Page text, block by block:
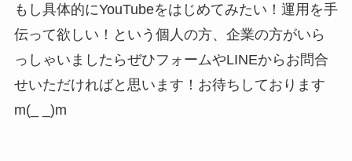
もし具体的にYouTubeをはじめてみたい！運用を手
伝って欲しい！という個人の方、企業の方がいら
っしゃいましたらぜひフォームやLINEからお問合
せいただければと思います！お待ちしております
m(_ _)m